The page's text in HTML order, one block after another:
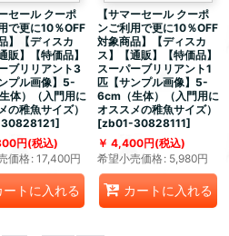
セール クーポ
で更に10％OFF
】【ディスカ
販】【特価品】
ブリリアント3
プル画像】5-
体）（入門用に
の稚魚サイズ）
]
円(税込)
価格: 17,400円
ートに入れる
【サマーセール クーポ
ンご利用で更に10％OFF
対象商品】【ディスカ
ス】【通販】【特価品】
スーパーブリリアント1
匹【サンプル画像】5-
6cm（生体）（入門用に
オススメの稚魚サイズ）
[zb01-30828111]
4,400円(税込)
希望小売価格: 5,980円
カートに入れる